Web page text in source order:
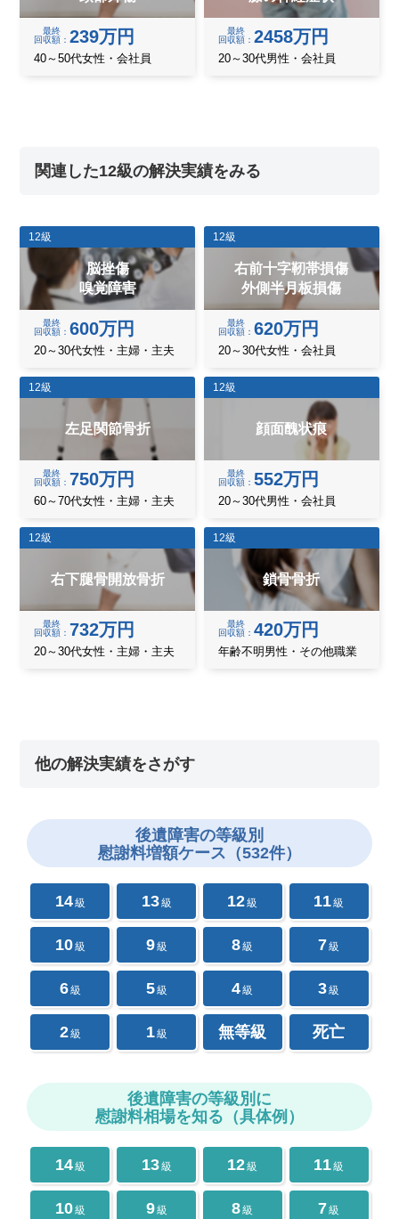
最終
回収額
239万円
40～50代女性・会社員
最終
回収額
2458万円
20～30代男性・会社員
関連した12級の解決実績をみる
12級
脳挫傷
嗅覚障害
最終
回収額
600万円
20～30代女性・主婦・主夫
12級
右前十字靭帯損傷
外側半月板損傷
最終
回収額
620万円
20～30代女性・会社員
12級
左足関節骨折
最終
回収額
750万円
60～70代女性・主婦・主夫
12級
顔面醜状痕
最終
回収額
552万円
20～30代男性・会社員
12級
右下腿骨開放骨折
最終
回収額
732万円
20～30代女性・主婦・主夫
12級
鎖骨骨折
最終
回収額
420万円
年齢不明男性・その他職業
他の解決実績をさがす
後遺障害の等級別
慰謝料増額ケース（532件）
14級 13級 12級 11級
10級 9級 8級 7級
6級 5級 4級 3級
2級 1級 無等級 死亡
後遺障害の等級別に
慰謝料相場を知る（具体例）
14級 13級 12級 11級
10級 9級 8級 7級